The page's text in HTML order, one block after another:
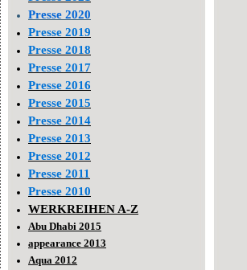
Presse 2020
Presse 2019
Presse 2018
Presse 2017
Presse 2016
Presse 2015
Presse 2014
Presse 2013
Presse 2012
Presse 2011
Presse 2010
WERKREIHEN A-Z
Abu Dhabi 2015
appearance 2013
Aqua 2012